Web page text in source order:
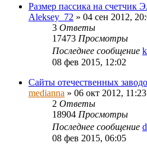
Размер пассика на счетчик
Aleksey_72 » 04 сен 2012,
3 Ответы
17473 Просмотры
Последнее сообщение
08 фев 2015, 12:02
Сайты отечественных
medianna » 06 окт 2012, 11:23
2 Ответы
18904 Просмотры
Последнее сообщение
08 фев 2015, 06:05